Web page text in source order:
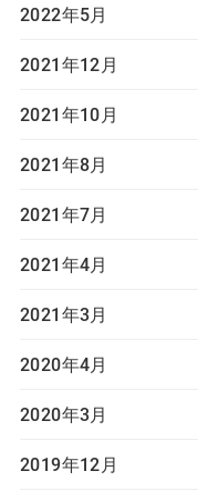
2022年5月
2021年12月
2021年10月
2021年8月
2021年7月
2021年4月
2021年3月
2020年4月
2020年3月
2019年12月